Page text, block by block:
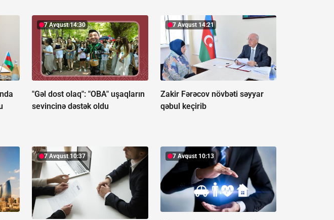
7 Avqust 14:30
"Gəl dost olaq": "OBA" uşaqların
sevincinə dəstək oldu
7 Avqust 14:21
Zakir Fərəcov növbəti səyyar
qəbul keçirib
7 Avqust 10:37 7 Avqust 10:13